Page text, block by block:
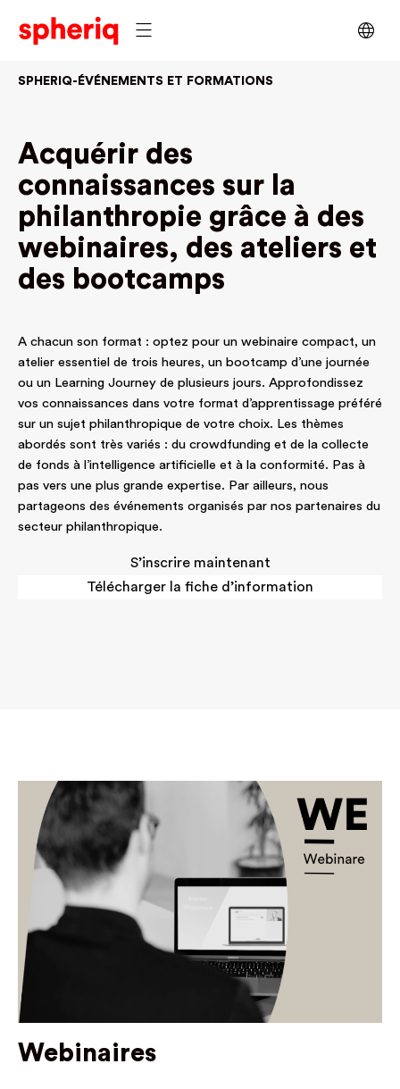
SPHERIQ- ÉVÉNEMENTS ET FORMATIONS
Acquérir des
connaissances sur la
philanthropie grâce à des
webinaires, des ateliers et
des bootcamps
A chacun son format : optez pour un webinaire compact, un
atelier essentiel de trois heures, un bootcamp d’une journée
ou un Learning Journey de plusieurs jours. Approfondissez
vos connaissances dans votre format d’apprentissage préféré
sur un sujet philanthropique de votre choix. Les thèmes
abordés sont très variés : du crowdfunding et de la collecte
de fonds à l’intelligence artificielle et à la conformité. Pas à
pas vers une plus grande expertise. Par ailleurs, nous
partageons des événements organisés par nos partenaires du
secteur philanthropique.
S’inscrire maintenant
Télécharger la fiche d’information
Webinaires